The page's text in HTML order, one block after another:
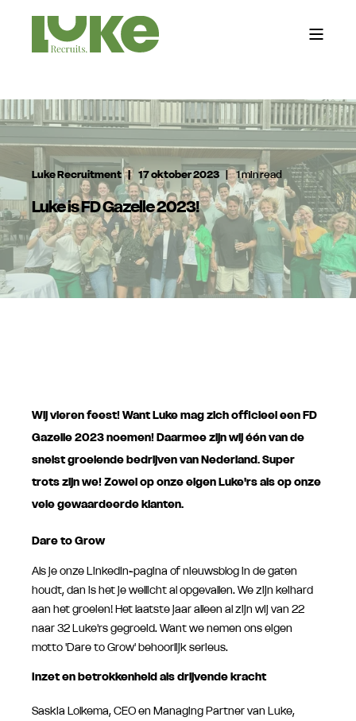
Luke Recruitment 17 oktober 2023 1 min read
Luke is FD Gazelle 2023!
Wij vieren feest! Want Luke mag zich officieel een FD
Gazelle 2023 noemen! Daarmee zijn wij één van de
snelst groeiende bedrijven van Nederland. Super
trots zijn we! Zowel op onze eigen Luke'rs als op onze
vele gewaardeerde klanten.
Dare to Grow
Als je onze LinkedIn-pagina of nieuwsblog in de gaten
houdt, dan is het je wellicht al opgevallen. We zijn keihard
aan het groeien! Het laatste jaar alleen al zijn wij van 22
naar 32 Luke'rs gegroeid. Want we nemen ons eigen
motto 'Dare to Grow' behoorlijk serieus.
Inzet en betrokkenheid als drijvende kracht
Saskia Lolkema, CEO en Managing Partner van Luke,